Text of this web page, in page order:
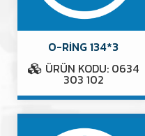
O-RİNG 134*3
ÜRÜN KODU: 0634
303 102